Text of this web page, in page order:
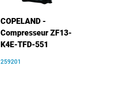
COPELAND -
Compresseur ZF13-
K4E-TFD-551
259201